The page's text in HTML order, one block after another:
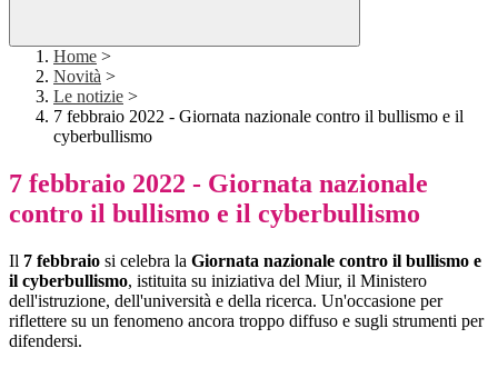
Home >
Novità >
Le notizie >
7 febbraio 2022 - Giornata nazionale contro il bullismo e il
cyberbullismo
7 febbraio 2022 - Giornata nazionale
contro il bullismo e il cyberbullismo
Il 7 febbraio si celebra la Giornata nazionale contro il bullismo e
il cyberbullismo, istituita su iniziativa del Miur, il Ministero
dell'istruzione, dell'università e della ricerca. Un'occasione per
riflettere su un fenomeno ancora troppo diffuso e sugli strumenti per
difendersi.